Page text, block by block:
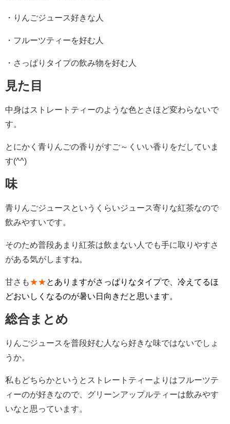
・りんごジュース好きな人
・フルーツティーを好む人
・さっぱりタイプの飲み物を好む人
見た目
中身はストレートティーのような色とさほど変わらないで
す。
とにかく青りんごの香りがすご～くいい香りをだしていま
す(^^)
味
青りんごジュースというくらいジュース寄りな紅茶なので
飲みやすいです。
そのため普段あまり紅茶は飲まない人でも手に取りやすさ
がある気がしますね。
甘さも★★ とありますがさっぱりなタイプで、冷えてるほ
どおいしくなるのが暑い日向きだと思います。
総合まとめ
りんごジュースを普段好む人なら好きな味ではないでしょ
うか。
私もどちらかというとストレートティーよりはフルーツテ
ィーのが好きなので、グリーンアップルティーは飲みやす
いなと思っています。